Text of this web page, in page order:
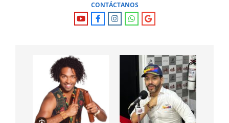
CONTÁCTANOS